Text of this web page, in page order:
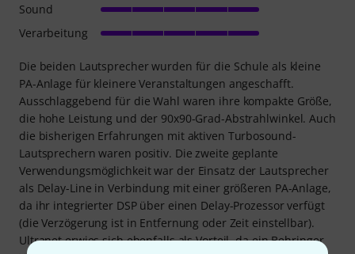
Die beiden Lautsprecher wurden für die Schule als kleine
PA-Anlage für kleinere Veranstaltungen angeschafft.
Ausschlaggebend für die Wahl waren ihre kompakte Größe,
die hohe Leistung und der 90x90-Grad-Abstrahlwinkel. Auch
die bisherigen Erfahrungen mit aktiven Turbosound-
Lautsprechern waren positiv. Die zweite geplante
Verwendungsmöglichkeit war der Einsatz der Lautsprecher
als Delay-Line in Verbindung mit einer größeren PA-Anlage,
da ihr integrierter DSP über einen Delay-Prozessor verfügt
(die Verzögerung ist in Entfernung oder Zeit einstellbar).
Ultranet erwies sich ebenfalls als Vorteil, da ein Behringer
Sound
Verarbeitung